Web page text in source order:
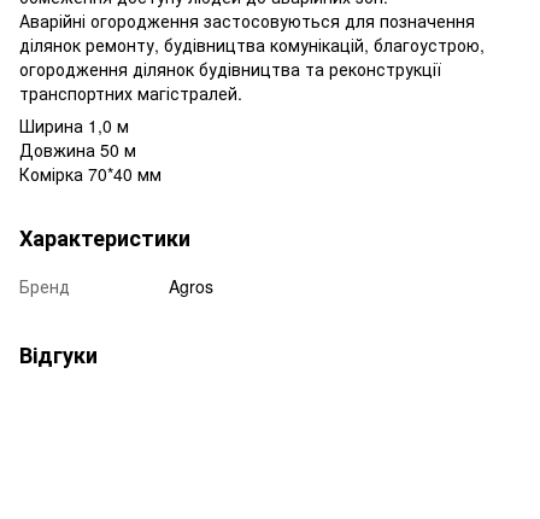
Аварійні огородження застосовуються для позначення
ділянок ремонту, будівництва комунікацій, благоустрою,
огородження ділянок будівництва та реконструкції
транспортних магістралей.
Ширина 1,0 м
Довжина 50 м
Комірка 70*40 мм
Характеристики
Бренд Agros
Відгуки